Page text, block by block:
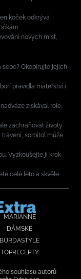
koček odkrývá
nových míst,
sebe? Okopírujte jejich
pravidla mateřství i
získával role,
zachraňovat životy
sorbitol může
Vyzkoušejte ji krok
celé léto a skvěle
MARIANNE
DÁMSKÉ
BURDASTYLE
TOPRECEPTY
souhlasu autorů